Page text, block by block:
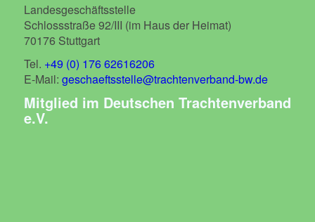
Landesgeschäftsstelle
Schlossstraße 92/III (im Haus der Heimat)
70176 Stuttgart
Tel. +49 (0) 176 62616206
E-Mail: geschaeftsstelle@trachtenverband-bw.de
Mitglied im Deutschen Trachtenverband
e.V.